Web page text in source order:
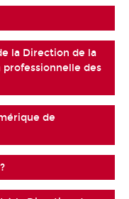
la Direction de la
des
de